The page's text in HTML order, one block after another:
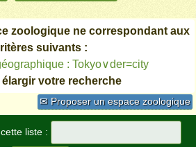
zoologique ne correspondant aux
suivants :
: Tokyo∨der=city
élargir votre recherche
✉ Proposer un espace zoologique
liste :